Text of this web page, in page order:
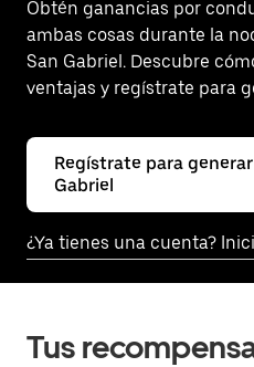
Obtén ganancias por
ambas cosas durante la
San Gabriel. Descubre
ventajas y regístrate para
Regístrate para
Gabriel
¿Ya tienes una cuenta?
Tus